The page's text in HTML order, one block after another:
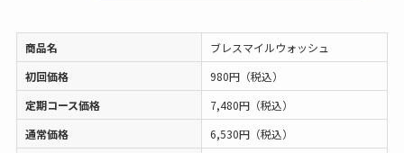
商品名
ブレスマイルウォッシュ
初回価格
980円（税込）
定期コース価格
7,480円（税込）
通常価格
6,530円（税込）